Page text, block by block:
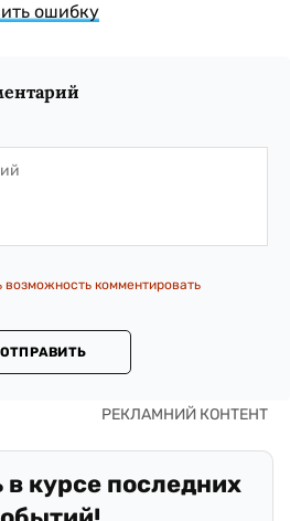
ошибку
возможность комментировать
ОТПРАВИТЬ
в курсе последних